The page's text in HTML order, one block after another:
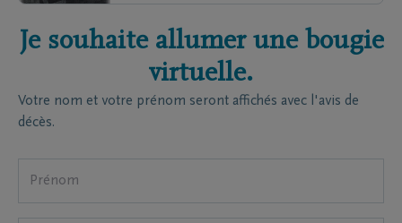
Je souhaite allumer une bougie
virtuelle.
Votre nom et votre prénom seront affichés avec l'avis de
décès.